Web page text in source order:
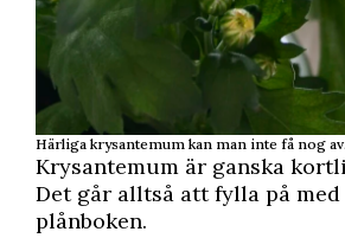
Härliga krysantemum kan man inte få nog
Krysantemum är ganska
Det går alltså att fylla på
plånboken.